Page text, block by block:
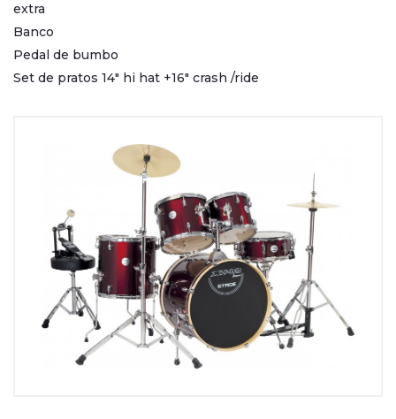
extra
Banco
Pedal de bumbo
Set de pratos 14" hi hat +16" crash /ride